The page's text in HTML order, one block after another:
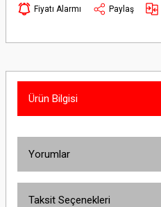
Fiyatı Alarmı
Paylaş
Ürün Bilgisi
Yorumlar
Taksit Seçenekleri